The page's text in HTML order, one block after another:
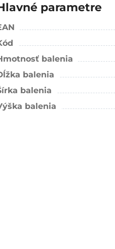
parametre
balenia
balenia
balenia
balenia